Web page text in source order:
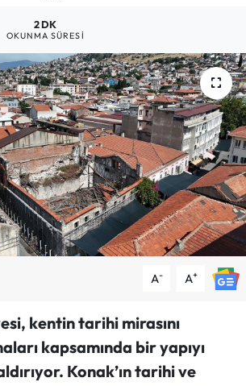
2 DK
OKUNMA SÜRESI
A- A+
kentin tarihi mirasını
kapsamında bir yapıyı
Konak’ın tarihi ve